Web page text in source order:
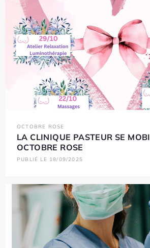
OCTOBRE ROSE
LA CLINIQUE PASTEUR SE
OCTOBRE ROSE
PUBLIÉ LE 18/09/2025